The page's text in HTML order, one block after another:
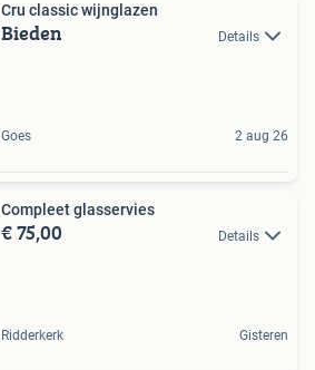
Cru classic wijnglazen
Bieden Details
Goes 2 aug 26
Compleet glasservies
€ 75,00 Details
Ridderkerk Gisteren